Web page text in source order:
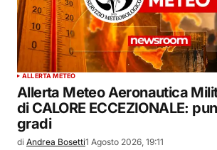
ALLERTA METEO
Allerta Meteo Aeronautica
di CALORE ECCEZIONALE:
gradi
di Andrea Bosetti1 Agosto 2026, 19:11